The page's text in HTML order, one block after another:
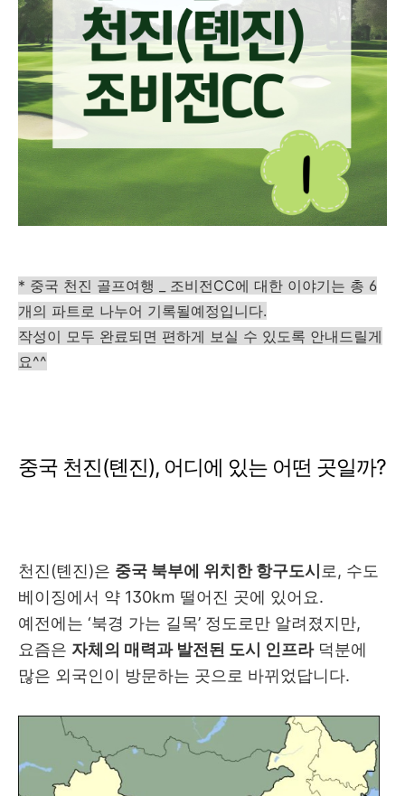
* 중국 천진 골프여행 _ 조비전CC에 대한 이야기는 총 6
개의 파트로 나누어 기록될예정입니다.
작성이 모두 완료되면 편하게 보실 수 있도록 안내드릴게
요^^
중국 천진(톈진), 어디에 있는 어떤 곳일까?
천진(톈진)은 중국 북부에 위치한 항구도시 로, 수도
베이징에서 약 130km 떨어진 곳에 있어요.
예전에는 ‘북경 가는 길목’ 정도로만 알려졌지만,
요즘은 자체의 매력과 발전된 도시 인프라덕분에
많은 외국인이 방문하는 곳으로 바뀌었답니다.